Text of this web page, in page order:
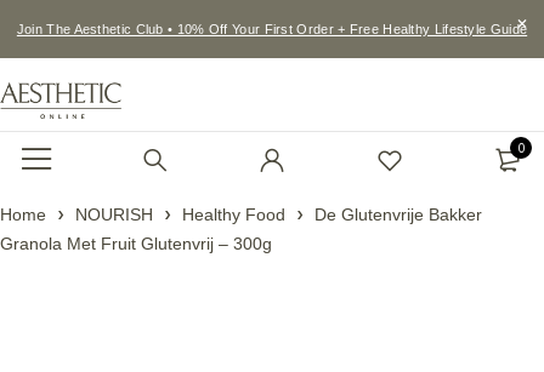
Join The Aesthetic Club • 10% Off Your First Order + Free Healthy Lifestyle Guide
0
Home NOURISH Healthy Food
De Glutenvrije Bakker
Granola Met Fruit Glutenvrij – 300g